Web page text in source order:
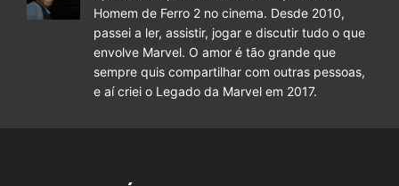
Homem de Ferro 2 no cinema. Desde 2010,
passei a ler, assistir, jogar e discutir tudo o que
envolve Marvel. O amor é tão grande que
sempre quis compartilhar com outras pessoas,
e aí criei o Legado da Marvel em 2017.